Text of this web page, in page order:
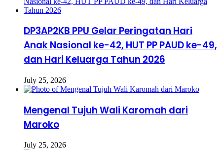
DP3AP2KB PPU Gelar Peringatan Hari
Anak Nasional ke-42, HUT PP PAUD ke-49,
dan Hari Keluarga Tahun 2026
July 25, 2026
Mengenal Tujuh Wali Karomah dari
Maroko
July 25, 2026